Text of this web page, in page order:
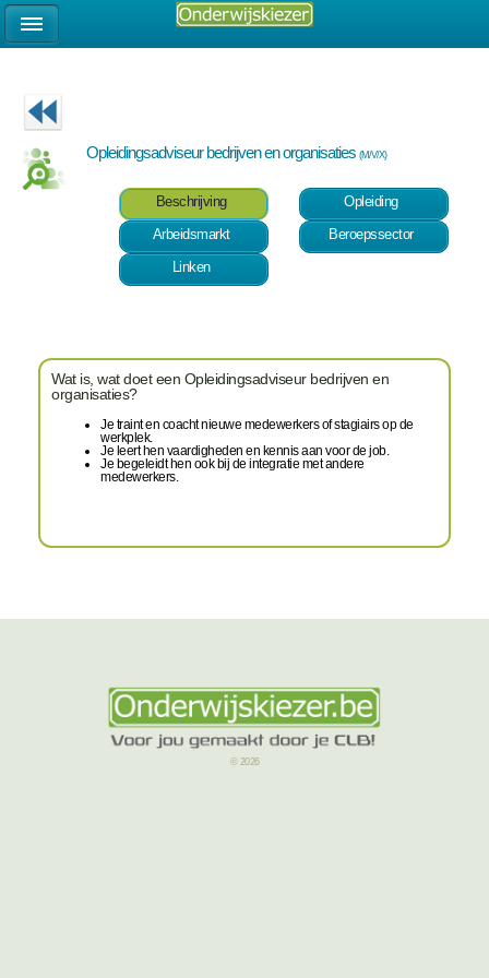
Opleidingsadviseur bedrijven en organisaties(M/V/X)
Beschrijving
Opleiding
Arbeidsmarkt
Beroepssector
Linken
Wat is, wat doet een Opleidingsadviseur bedrijven en
organisaties?
Je traint en coacht nieuwe medewerkers of stagiairs op de
werkplek.
Je leert hen vaardigheden en kennis aan voor de job.
Je begeleidt hen ook bij de integratie met andere
medewerkers.
© 2026